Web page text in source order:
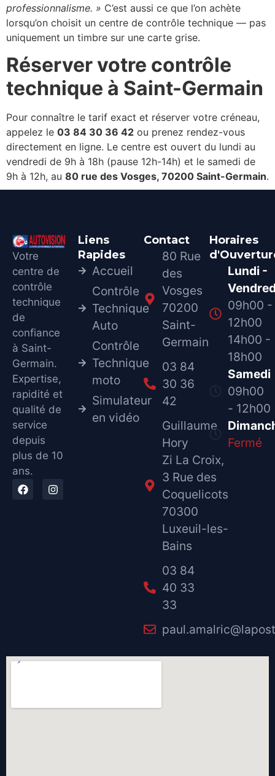
professionnalisme. » C’est aussi ce que l’on achète
lorsqu’on choisit un centre de contrôle technique — pas
uniquement un timbre sur une carte grise.
Réserver votre contrôle
technique à Saint-Germain
Pour connaître le tarif exact et réserver votre créneau,
appelez le 03 84 30 36 42 ou prenez rendez-vous
directement en ligne. Le centre est ouvert du lundi au
vendredi de 9h à 18h (pause 12h-14h) et le samedi de
9h à 12h, au 80 rue des Vosges, 70200 Saint-Germain.
Votre
centre de
contrôle
technique
de
confiance
à Saint-
Germain.
Expertise,
rapidité et
qualité de
service
depuis
plus de 10
ans.
Liens
Rapides
Accueil
Contrôle
Technique
Auto
Contrôle
Technique
moto
Simulateur
en vidéo
Contact
80 Rue
des
Vosges
70200
Saint-
Germain
03 84
30 36
42
Guillaume
Hory
Zi La Croix,
3 Rue des
Coquelicots
70300
Luxeuil-les-
Bains
03 84
40 33
33
Horaires
Lundi -
09h00 -
12h00
14h00 -
18h00
Samedi
09h00
- 12h00
Fermé